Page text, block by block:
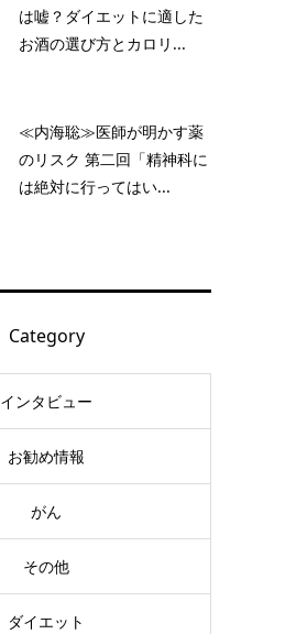
は嘘？ダイエットに適した
お酒の選び方とカロリ...
≪内海聡≫医師が明かす薬
のリスク 第二回「精神科に
は絶対に行ってはい...
Category
インタビュー
お勧め情報
がん
その他
ダイエット